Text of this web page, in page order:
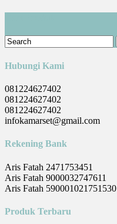
Hubungi Kami
081224627402
081224627402
081224627402
infokamarset@gmail.com
Rekening Bank
Aris Fatah 2471753451
Aris Fatah 9000032747611
Aris Fatah 590001021751530
Produk Terbaru